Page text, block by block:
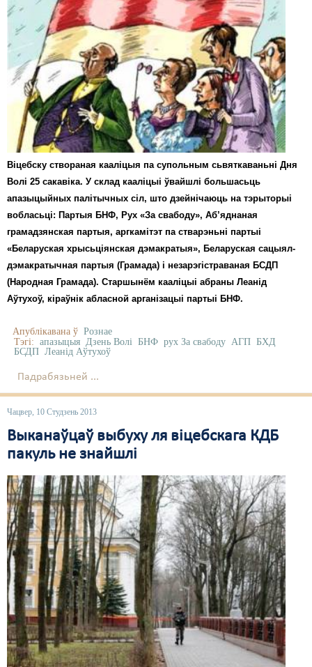
Віцебску створаная кааліцыя па супольным сьвяткаваньні Дня
Волі 25 сакавіка. У склад кааліцыі ўвайшлі большасьць
апазыцыйных палітычных сіл, што дзейнічаюць на тэрыторыі
вобласьці: Партыя БНФ, Рух «За свабоду», Аб’яднаная
грамадзянская партыя, аргкамітэт па стварэньні партыі
«Беларуская хрысьціянская дэмакратыя», Беларуская сацыял-
дэмакратычная партыя (Грамада) і незарэгістраваная БСДП
(Народная Грамада). Старшынём кааліцыі абраны Леанід
Аўтухоў, кіраўнік абласной арганізацыі партыі БНФ.
Апублікавана ў Рознае
Тэгі: апазыцыя Дзень Волі БНФ рух За свабоду АГП БХД
БСДП Леанід Аўтухоў
Падрабязьней ...
Чацвер, 10 Студзень 2013
Выканаўцаў выбуху ля віцебскага КДБ
пакуль не знайшлі